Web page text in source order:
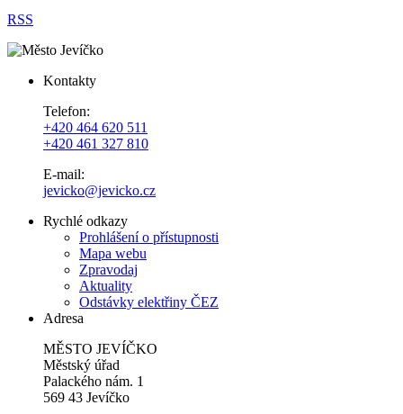
RSS
Kontakty
Telefon:
+420 464 620 511
+420 461 327 810
E-mail:
jevicko@jevicko.cz
Rychlé odkazy
Prohlášení o přístupnosti
Mapa webu
Zpravodaj
Aktuality
Odstávky elektřiny ČEZ
Adresa
MĚSTO JEVÍČKO
Městský úřad
Palackého nám. 1
569 43 Jevíčko